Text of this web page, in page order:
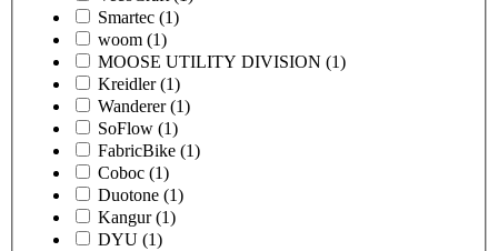
Smartec (1)
woom (1)
MOOSE UTILITY DIVISION (1)
Kreidler (1)
Wanderer (1)
SoFlow (1)
FabricBike (1)
Coboc (1)
Duotone (1)
Kangur (1)
DYU (1)